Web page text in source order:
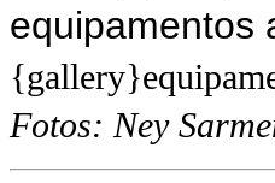
equipamentos
Fotos: Ney